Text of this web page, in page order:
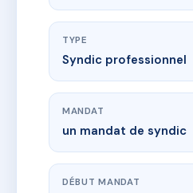
TYPE
Syndic professionnel
MANDAT
un mandat de syndic
DÉBUT MANDAT